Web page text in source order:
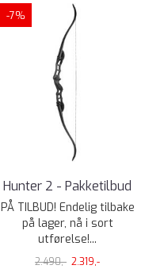
-7%
Hunter 2 - Pakketilbud
PÅ TILBUD! Endelig tilbake
på lager, nå i sort
utførelse!...
2.490,- 2.319,-